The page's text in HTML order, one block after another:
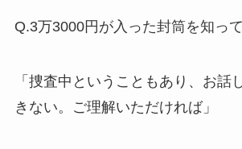
Q.3万3000円が入った封筒を知っ
「捜査中ということもあり、お話
きない。ご理解いただければ」